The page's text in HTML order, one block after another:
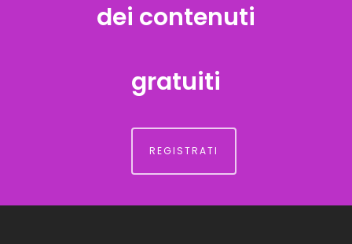
dei contenuti
gratuiti
REGISTRATI